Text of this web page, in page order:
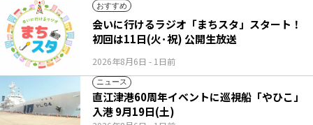
おすすめ
2026年8月6日 - 1日前
会いに行けるラジオ「まちスタ」スタート！
初回は11日(火･祝) 公開生放送
ニュース
直江津港60周年イベントに巡視船「やひこ」
入港 9月19日(土)